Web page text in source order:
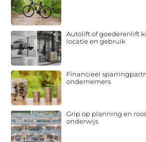
Autolift of goederenlift
locatie en gebruik
Financieel
ondernemers
Grip op planning en
onderwijs